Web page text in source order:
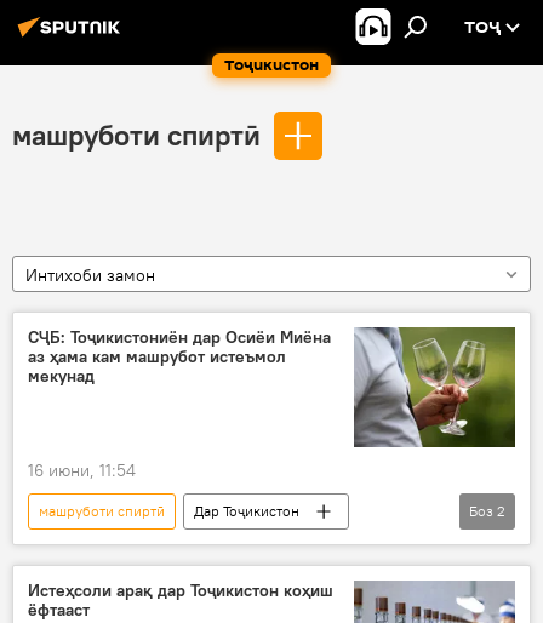
Тоҷикистон
ТОҶ
машруботи спиртӣ
Интихоби замон
СҶБ: Тоҷикистониён дар Осиёи Миёна
аз ҳама кам машрубот истеъмол
мекунад
16 июни, 11:54
машруботи спиртӣ
Дар Тоҷикистон
Тандурустӣ
Созмони ҷаҳонии беҳдошт
Боз 2
Истеҳсоли арақ дар Тоҷикистон коҳиш
ёфтааст